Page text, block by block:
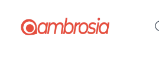
para